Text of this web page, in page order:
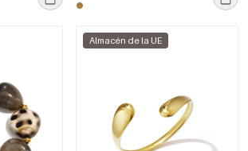
Almacén de la UE